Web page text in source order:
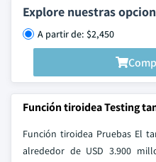
Explore nuestras
A partir de: $2,450
Función tiroidea Testing
Función tiroidea Pruebas El
alrededor de USD 3.900